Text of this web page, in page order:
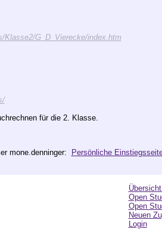
Klasse2/G_D_Vierecke/index.htm
für die 2. Klasse.
mone.denninger: Persönliche
Open
Open
Neuen
Login